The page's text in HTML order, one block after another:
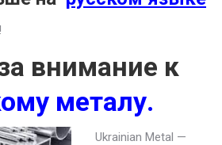
внимание к
металу.
Ukrainian Metal —